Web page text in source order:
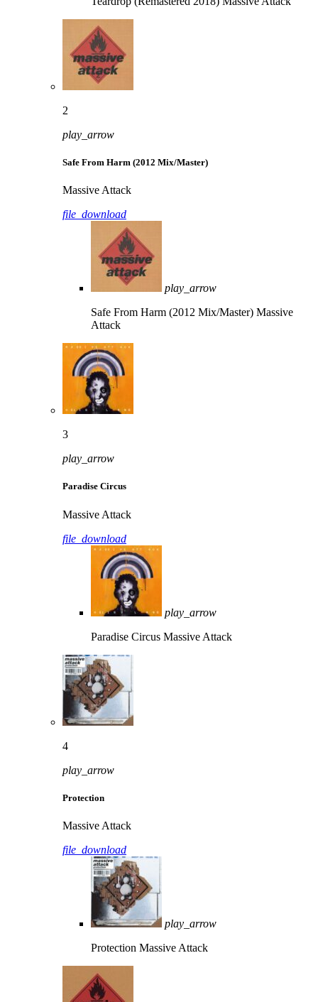
2
play_arrow
Safe From Harm (2012 Mix/Master)
Massive Attack
file_download
play_arrow
Safe From Harm (2012 Mix/Master) Massive
Attack
3
play_arrow
Paradise Circus
Massive Attack
file_download
play_arrow
Paradise Circus Massive Attack
4
play_arrow
Protection
Massive Attack
file_download
play_arrow
Protection Massive Attack